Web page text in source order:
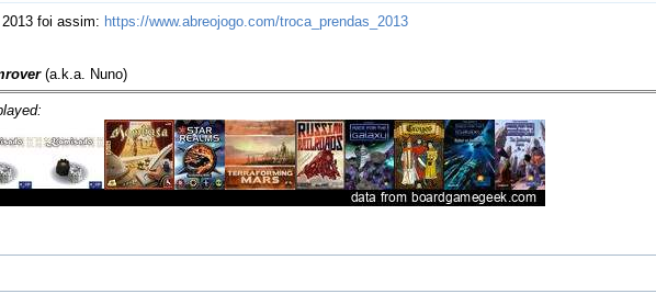
já
Aqui:
portugal-
4 semanas 6
do
2013 foi assim: https://www.abreojogo.com/troca_prendas_2013
(a.k.a. Nuno)